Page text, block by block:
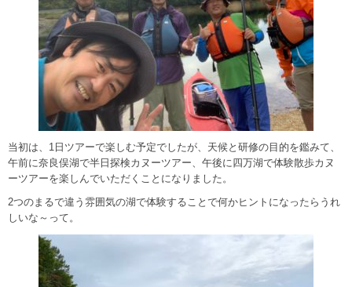
当初は、1日ツアーで楽しむ予定でしたが、天候と研修の目的を鑑みて、
午前に奈良俣湖で半日探検カヌーツアー、午後に四万湖で体験散歩カヌ
ーツアーを楽しんでいただくことになりました。
2つのまるで違う雰囲気の湖で体験することで何かヒントになったらうれ
しいな～って。